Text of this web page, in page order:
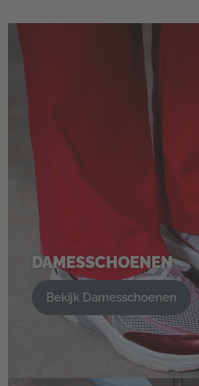
DAMESSCHOENEN
Bekijk Damesschoenen